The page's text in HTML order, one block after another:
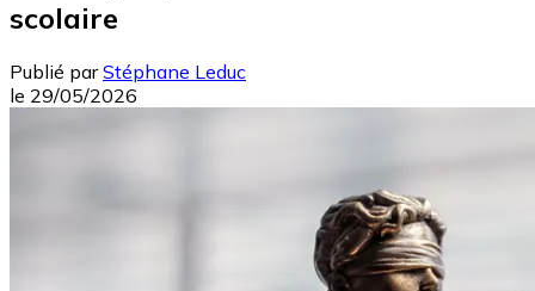
scolaire
Publié par Stéphane Leduc
le 29/05/2026